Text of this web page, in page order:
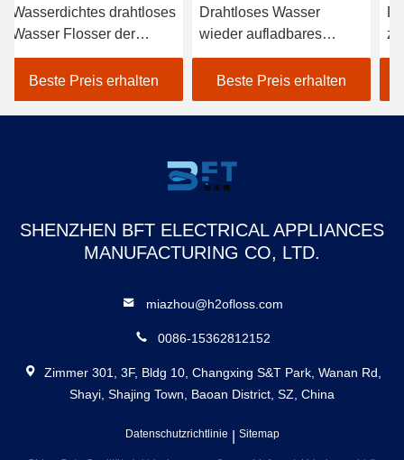
Drahtloses Wasser
wieder aufladbares
tragbares Mund-Irrigator
Schwarzes Flosser
Beste Preis erhalten
Drahtloses
zahnmedizinisches
Wasser Flosser, weißes
drahtloses ausgewähltes
Wasser Flosser FCC
Beste Preis erhalten
SHENZHEN BFT ELECTRICAL APPLIANCES
MANUFACTURING CO, LTD.
miazhou@h2ofloss.com
0086-15362812152
Zimmer 301, 3F, Bldg 10, Changxing S&T Park, Wanan Rd,
Shayi, Shajing Town, Baoan District, SZ, China
Datenschutzrichtlinie | Sitemap